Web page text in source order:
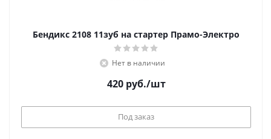
Бендикс 2108 11зуб на стартер Прамо-Электро
Нет в наличии
420руб./шт
Под заказ